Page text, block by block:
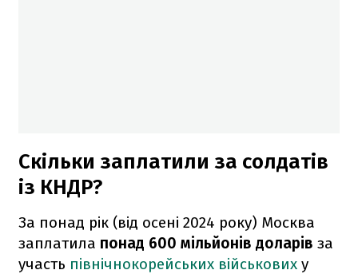
Скільки заплатили за солдатів
із КНДР?
За понад рік (від осені 2024 року) Москва
заплатила понад 600 мільйонів доларів за
участь північнокорейських військових у